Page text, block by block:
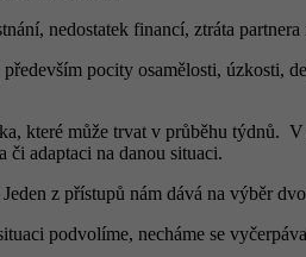
nedostatek financí, ztráta
pocity osamělosti, úzkosti,
které může trvat v průběhu týdnů.
či adaptaci na danou situaci.
z přístupů nám dává na výběr
podvolíme, necháme se